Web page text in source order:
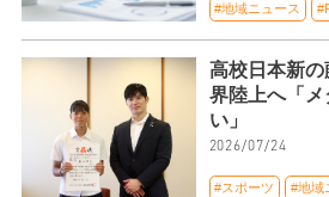
#地域ニュース
高校日本新
界陸上へ「
い」
2026/07/24
#スポーツ #地域